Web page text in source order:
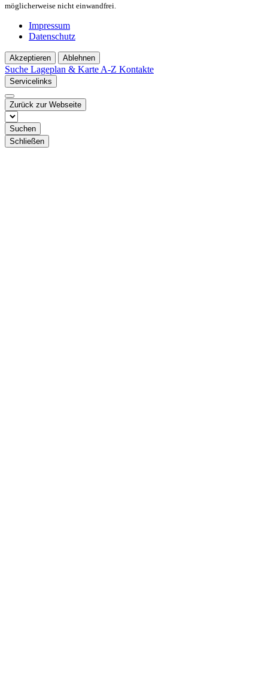
möglicherweise nicht einwandfrei.
Impressum
Datenschutz
Akzeptieren Ablehnen
Suche Lageplan & Karte A-Z Kontakte
Servicelinks
Zurück zur Webseite
Suchen
Schließen